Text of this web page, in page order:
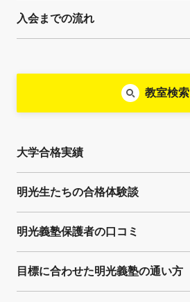
入会までの流れ
教室検索
大学合格実績
明光生たちの合格体験談
明光義塾保護者の口コミ
目標に合わせた明光義塾の通い方